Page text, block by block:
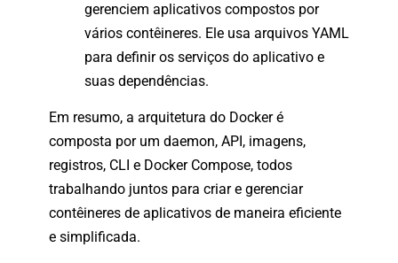
gerenciem aplicativos compostos por
vários contêineres. Ele usa arquivos YAML
para definir os serviços do aplicativo e
suas dependências.
Em resumo, a arquitetura do Docker é
composta por um daemon, API, imagens,
registros, CLI e Docker Compose, todos
trabalhando juntos para criar e gerenciar
contêineres de aplicativos de maneira eficiente
e simplificada.